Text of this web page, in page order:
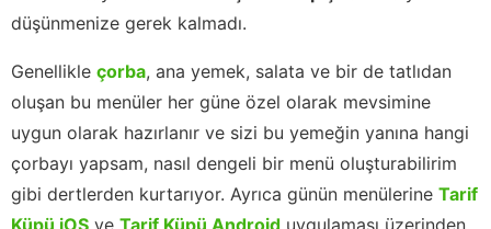
düşünmenize gerek kalmadı.
Genellikle çorba, ana yemek, salata ve bir de tatlıdan
oluşan bu menüler her güne özel olarak mevsimine
uygun olarak hazırlanır ve sizi bu yemeğin yanına hangi
çorbayı yapsam, nasıl dengeli bir menü oluşturabilirim
gibi dertlerden kurtarıyor. Ayrıca günün menülerine Tarif
Küpü iOS ve Tarif Küpü Android uygulaması üzerinden